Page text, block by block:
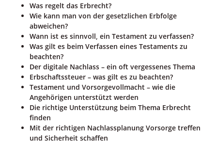
Was regelt das Erbrecht?
Wie kann man von der gesetzlichen Erbfolge
abweichen?
Wann ist es sinnvoll, ein Testament zu verfassen?
Was gilt es beim Verfassen eines Testaments zu
beachten?
Der digitale Nachlass – ein oft vergessenes Thema
Erbschaftssteuer – was gilt es zu beachten?
Testament und Vorsorgevollmacht – wie die
Angehörigen unterstützt werden
Die richtige Unterstützung beim Thema Erbrecht
finden
Mit der richtigen Nachlassplanung Vorsorge treffen
und Sicherheit schaffen